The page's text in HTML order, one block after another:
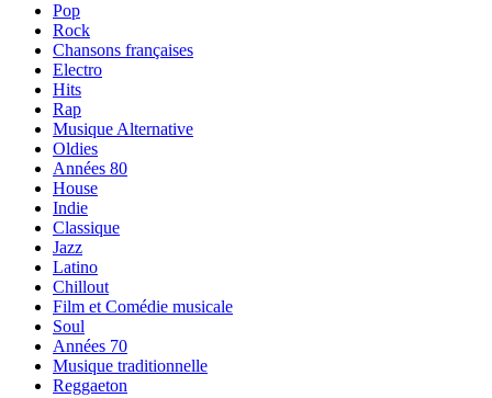
Pop
Rock
Chansons françaises
Electro
Hits
Rap
Musique Alternative
Oldies
Années 80
House
Indie
Classique
Jazz
Latino
Chillout
Film et Comédie musicale
Soul
Années 70
Musique traditionnelle
Reggaeton